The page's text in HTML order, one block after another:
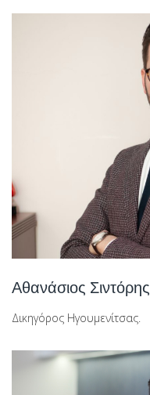
Αθανάσιος Σιντόρης
Δικηγόρος Ηγουμενίτσας.